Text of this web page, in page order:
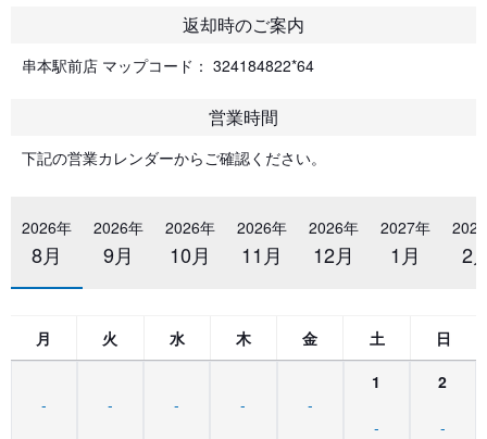
返却時のご案内
串本駅前店 マップコード： 324184822*64
営業時間
下記の営業カレンダーからご確認ください。
2026年
8月
2026年
9月
2026年
10月
2026年
11月
2026年
12月
2027年
1月 2
月 火 水 木 金 土 日
- - - - -
1
-
2
-